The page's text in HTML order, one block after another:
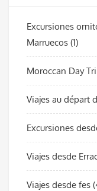
Excursiones
Marruecos (1)
Moroccan Day
Viajes au départ
Excursiones
Viajes desde
Viajes desde fes